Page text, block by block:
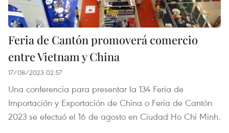
Feria de Cantón promoverá comercio
entre Vietnam y China
17/08/2023 02:57
Una conferencia para presentar la 134 Feria de
Importación y Exportación de China o Feria de Cantón
2023 se efectuó el 16 de agosto en Ciudad Ho Chi Minh.